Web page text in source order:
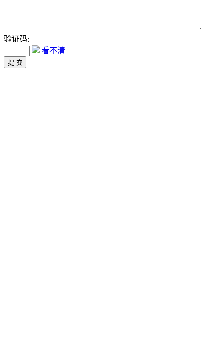
验证码:
看不清